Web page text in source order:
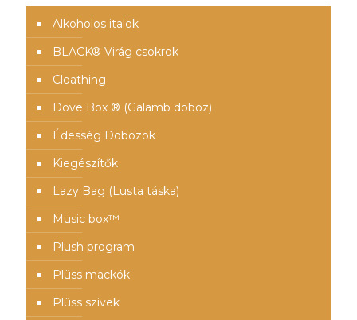
Alkoholos italok
BLACK® Virág csokrok
Cloathing
Dove Box ® (Galamb doboz)
Édesség Dobozok
Kiegészítők
Lazy Bag (Lusta táska)
Music box™️
Plush program
Plüss mackók
Plüss szivek